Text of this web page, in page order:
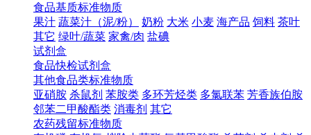
食品基质标准物质
果汁 蔬菜汁（泥/粉） 奶粉 大米 小麦 海产品 饲料 茶叶
其它 绿叶/蔬菜 家禽/肉 盐碘
试剂盒
食品快检试剂盒
其他食品类标准物质
亚硝胺 杀鼠剂 苯胺类 多环芳烃类 多氯联苯 芳香族伯胺
邻苯二甲酸酯类 消毒剂 其它
农药残留标准物质